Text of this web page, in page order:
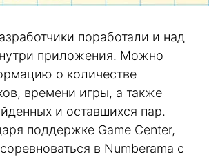
поработали и над
приложения. Можно
о количестве
времени игры, а также
и оставшихся пар.
поддержке Game Center,
в Numberama с